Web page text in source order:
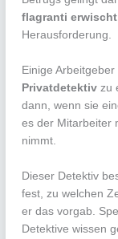
flagranti erwischt
Herausforderung.
Einige
Privatdetektiv zu
dann, wenn sie
es der Mitarbeiter
nimmt.
Dieser Detektiv
fest, zu welchen
er das vorgab.
Detektive wissen